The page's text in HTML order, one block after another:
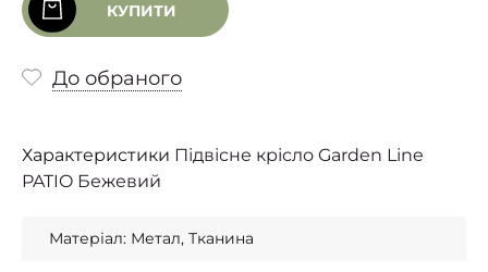
КУПИТИ
До обраного
Характеристики Підвісне крісло Garden Line
PATIO Бежевий
Матеріал: Метал, Тканина